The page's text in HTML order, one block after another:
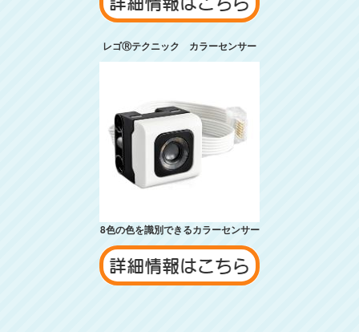
レゴⓇテクニック カラーセンサー
8色の色を識別できるカラーセンサー